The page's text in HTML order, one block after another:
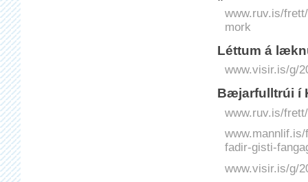
www.ruv.is/
mork
Léttum á
www.visir.is/g/
Bæjarfulltrúi í
www.ruv.is/
fadir-gisti-
www.visir.is/g/